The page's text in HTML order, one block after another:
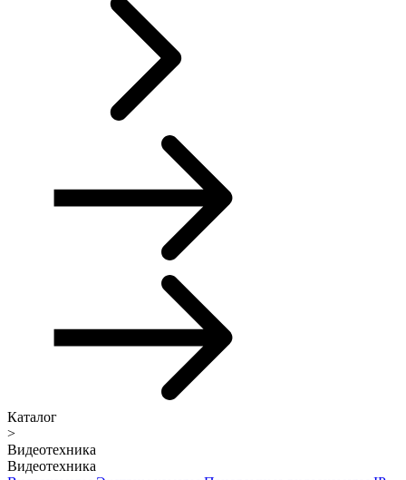
Каталог
>
Видеотехника
Видеотехника